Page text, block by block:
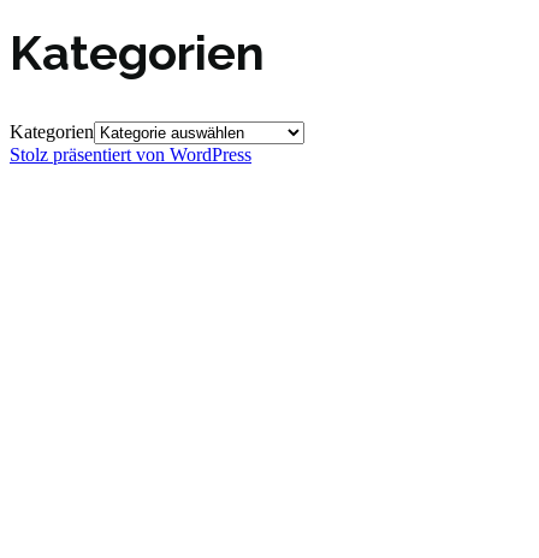
Kategorien
Kategorien
Stolz präsentiert von WordPress